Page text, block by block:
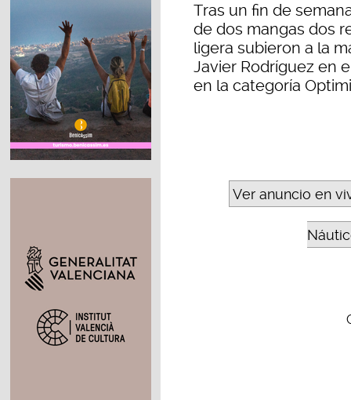
Tras un fin de
de dos mangas dos
ligera subieron a la
Javier Rodríguez en
en la categoría
Ver anuncio en